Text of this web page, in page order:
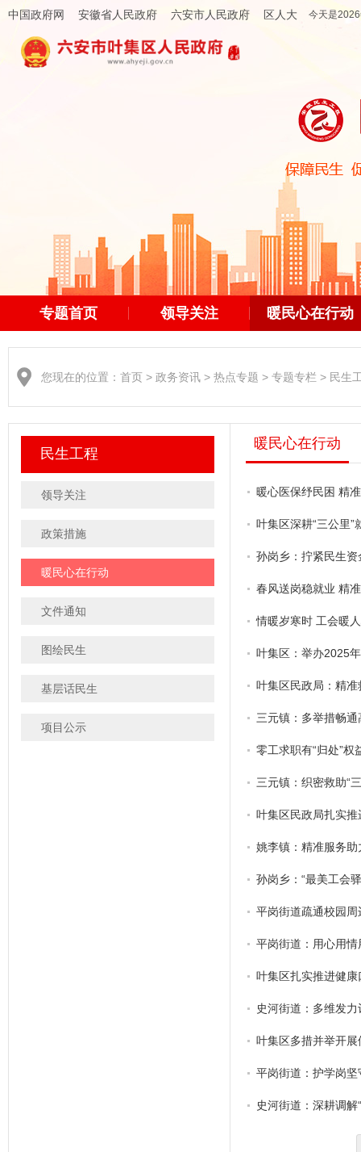
中国政府网 安徽省人民政府 六安市人民政府 区人大 今天是
专题首页 领导关注 暖民心在行动
您现在的位置： 首页 > 政务资讯 > 热点专题 > 专题专栏 > 民生
民生工程
领导关注
政策措施
暖民心在行动
文件通知
图绘民生
基层话民生
项目公示
暖民心在行动
暖心医保纾民困 精
叶集区深耕“三公里
孙岗乡：拧紧民生资
春风送岗稳就业 精
情暖岁寒时 工会暖
叶集区：举办2025
叶集区民政局：精
三元镇：多举措畅
零工求职有“归处”权
三元镇：织密救助“
叶集区民政局扎实
姚李镇：精准服务
孙岗乡：“最美工会
平岗街道疏通校园周
平岗街道：用心用情
叶集区扎实推进健康
史河街道：多维发
叶集区多措并举开
平岗街道：护学岗
史河街道：深耕调解